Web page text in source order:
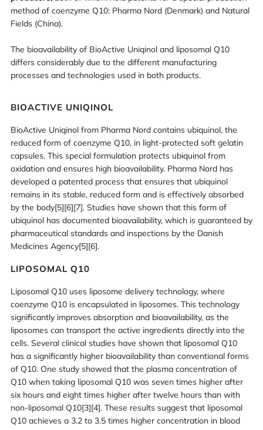
method of coenzyme Q10: Pharma Nord (Denmark) and Natural
Fields (China).
The bioavailability of BioActive Uniqinol and liposomal Q10
differs considerably due to the different manufacturing
processes and technologies used in both products.
BIOACTIVE UNIQINOL
BioActive Uniqinol from Pharma Nord contains ubiquinol, the
reduced form of coenzyme Q10, in light-protected soft gelatin
capsules. This special formulation protects ubiquinol from
oxidation and ensures high bioavailability. Pharma Nord has
developed a patented process that ensures that ubiquinol
remains in its stable, reduced form and is effectively absorbed
by the body[5][6][7]. Studies have shown that this form of
ubiquinol has documented bioavailability, which is guaranteed by
pharmaceutical standards and inspections by the Danish
Medicines Agency[5][6].
LIPOSOMAL Q10
Liposomal Q10 uses liposome delivery technology, where
coenzyme Q10 is encapsulated in liposomes. This technology
significantly improves absorption and bioavailability, as the
liposomes can transport the active ingredients directly into the
cells. Several clinical studies have shown that liposomal Q10
has a significantly higher bioavailability than conventional forms
of Q10. One study showed that the plasma concentration of
Q10 when taking liposomal Q10 was seven times higher after
six hours and eight times higher after twelve hours than with
non-liposomal Q10[3][4]. These results suggest that liposomal
Q10 achieves a 3.2 to 3.5 times higher concentration in blood